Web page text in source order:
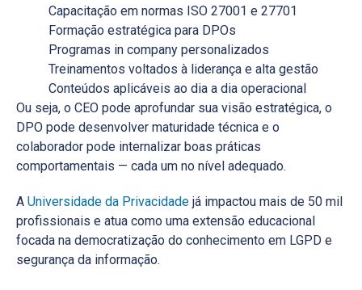
Capacitação em normas ISO 27001 e 27701
Formação estratégica para DPOs
Programas in company personalizados
Treinamentos voltados à liderança e alta gestão
Conteúdos aplicáveis ao dia a dia operacional
Ou seja, o CEO pode aprofundar sua visão estratégica, o
DPO pode desenvolver maturidade técnica e o
colaborador pode internalizar boas práticas
comportamentais — cada um no nível adequado.
A Universidade da Privacidade já impactou mais de 50 mil
profissionais e atua como uma extensão educacional
focada na democratização do conhecimento em LGPD e
segurança da informação.